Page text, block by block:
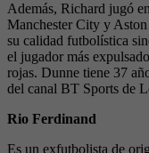
Además, Richard jugó
Manchester City y
su calidad futbolística
el jugador más
rojas. Dunne tiene 37
del canal BT Sports de
Rio Ferdinand
Es un exfutbolista de